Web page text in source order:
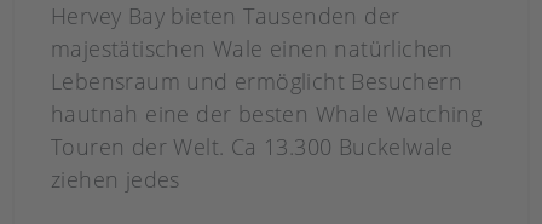
Hervey Bay bieten Tausenden der
majestätischen Wale einen natürlichen
Lebensraum und ermöglicht Besuchern
hautnah eine der besten Whale Watching
Touren der Welt. Ca 13.300 Buckelwale
ziehen jedes